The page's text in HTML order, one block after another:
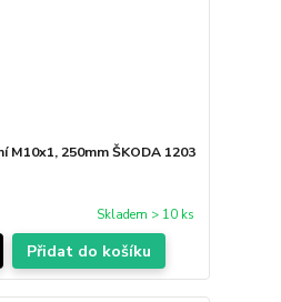
M10x1, 250mm ŠKODA 1203
Skladem > 10 ks
Přidat do košíku